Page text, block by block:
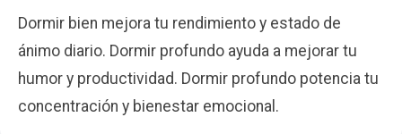
Dormir bien mejora tu rendimiento y estado de
ánimo diario. Dormir profundo ayuda a mejorar tu
humor y productividad. Dormir profundo potencia tu
concentración y bienestar emocional.